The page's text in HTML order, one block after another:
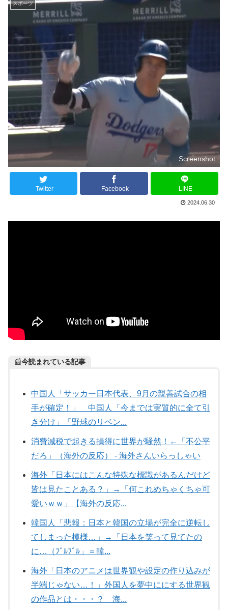
スポーツ
Screenshot
Twitter Facebook LINE
2024.06.30
📰今読まれている記事
中国人「サッカー日本代表、9月の親善試合の相
手が確定！」 中国人「今までは実質的に全て引
き分け」「野球のリベン...
消費減税で起きる損得に世界が騒然！←「不公平
だろ」（海外の反応） - 海外さんいらっしゃい
海外「日本にはこんな特殊な標識があるんだけど
皆は見たことある？」→「何これめちゃくちゃ可
愛いｗｗ」【海外の反応...
韓国人「悲報：日本と韓国の立場が完全に逆転し
てしまった模様…」→「日本を笑って見てたの
に…（ﾌﾞﾙﾌﾞﾙ」＝韓...
海外「日本のアニメは世界観や設定の作り込みが
半端じゃない…！」外国人を夢中ににする世界観
の作品とは・・・？ 海...